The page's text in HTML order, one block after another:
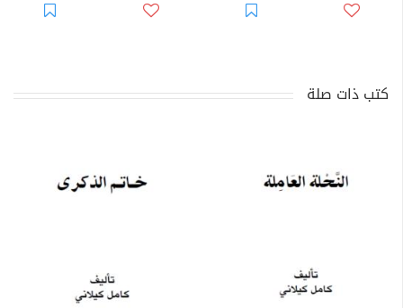
كتب ذات صلة